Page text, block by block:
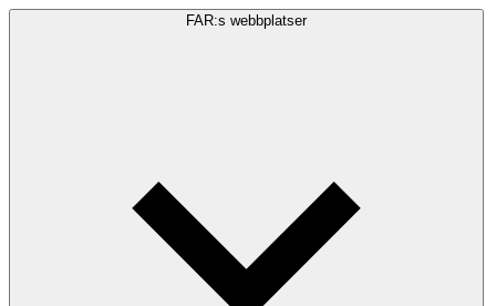
FAR:s webbplatser